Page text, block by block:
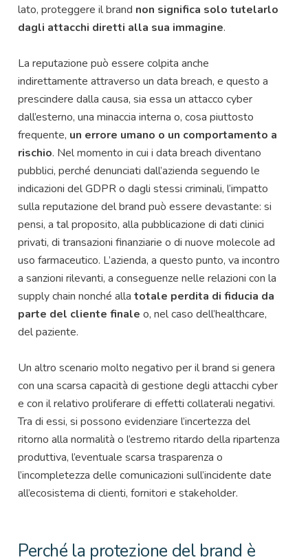
lato, proteggere il brand non significa solo tutelarlo
dagli attacchi diretti alla sua immagine.
La reputazione può essere colpita anche
indirettamente attraverso un data breach, e questo a
prescindere dalla causa, sia essa un attacco cyber
dall’esterno, una minaccia interna o, cosa piuttosto
frequente, un errore umano o un comportamento a
rischio. Nel momento in cui i data breach diventano
pubblici, perché denunciati dall’azienda seguendo le
indicazioni del GDPR o dagli stessi criminali, l’impatto
sulla reputazione del brand può essere devastante: si
pensi, a tal proposito, alla pubblicazione di dati clinici
privati, di transazioni finanziarie o di nuove molecole ad
uso farmaceutico. L’azienda, a questo punto, va incontro
a sanzioni rilevanti, a conseguenze nelle relazioni con la
supply chain nonché alla totale perdita di fiducia da
parte del cliente finale o, nel caso dell’healthcare,
del paziente.
Un altro scenario molto negativo per il brand si genera
con una scarsa capacità di gestione degli attacchi cyber
e con il relativo proliferare di effetti collaterali negativi.
Tra di essi, si possono evidenziare l’incertezza del
ritorno alla normalità o l’estremo ritardo della ripartenza
produttiva, l’eventuale scarsa trasparenza o
l’incompletezza delle comunicazioni sull’incidente date
all’ecosistema di clienti, fornitori e stakeholder.
Perché la protezione del brand è